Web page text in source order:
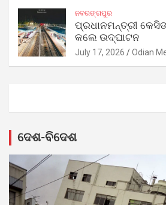
ନବରଙ୍ଗପୁର
ପ୍ରଧାନମନ୍ତ୍ରୀ
କଲେ ଉଦ୍‌ଘାଟନ
July 17, 2026 Odian
ଦେଶ-ବିଦେଶ